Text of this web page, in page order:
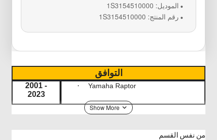
الموديل: 1S3154510000
رقم المنتج: 1S3154510000
التوافق
· Yamaha Raptor
2001 -
2023
من نفس القسم